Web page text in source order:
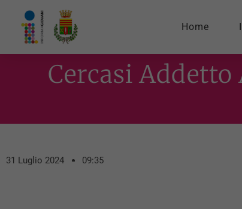
Home
Cercasi Addetto
31 Luglio 2024 09:35